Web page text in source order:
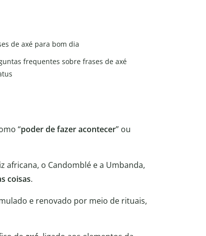
de axé para bom dia
frequentes sobre frases de axé
“poder de fazer acontecer” ou
africana, o Candomblé e a Umbanda,
coisas.
e renovado por meio de rituais,